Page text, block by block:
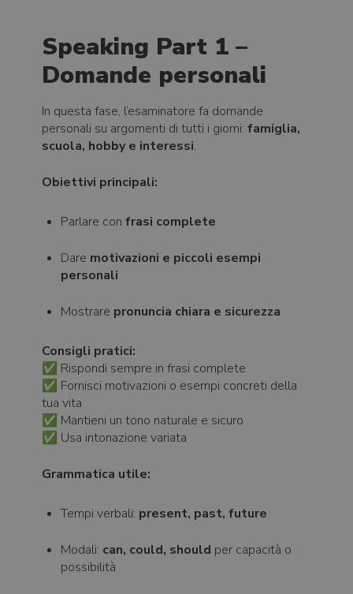
Speaking Part 1 –
Domande personali
In questa fase, l’esaminatore fa domande
personali su argomenti di tutti i giorni: famiglia,
scuola, hobby e interessi.
Obiettivi principali:
Parlare con frasi complete
Dare motivazioni e piccoli esempi
personali
Mostrare pronuncia chiara e sicurezza
Consigli pratici:
✅ Rispondi sempre in frasi complete
✅ Fornisci motivazioni o esempi concreti della
tua vita
✅ Mantieni un tono naturale e sicuro
✅ Usa intonazione variata
Grammatica utile:
Tempi verbali: present, past, future
Modali: can, could, should per capacità o
possibilità